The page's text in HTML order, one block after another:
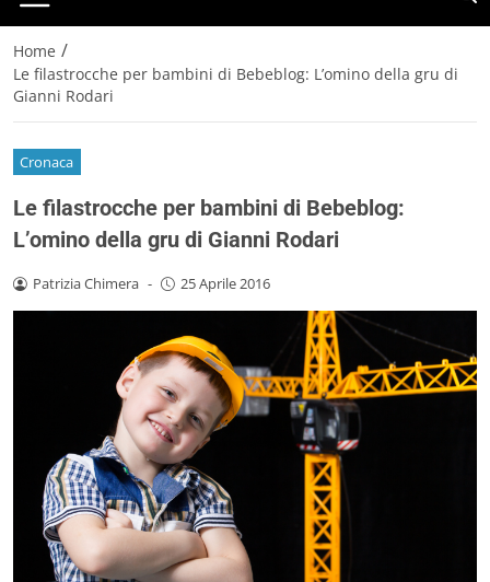
Home /
Le filastrocche per bambini di Bebeblog: L’omino della gru di
Gianni Rodari
Cronaca
Le filastrocche per bambini di Bebeblog:
L’omino della gru di Gianni Rodari
Patrizia Chimera - 25 Aprile 2016